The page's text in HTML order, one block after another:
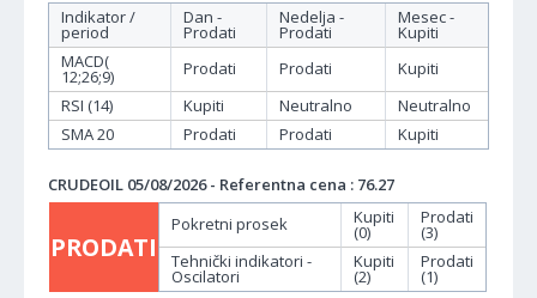
Indikator /
period
Dan -
Prodati
Nedelja -
Prodati
Mesec -
Kupiti
MACD(
12;26;9) Prodati Prodati
Kupiti
RSI (14)
Kupiti Neutralno
Neutralno
SMA 20
Prodati Prodati Kupiti
CRUDEOIL 05/08/2026 - Referentna cena : 76.27
PRODATI
Pokretni prosek Kupiti
(0)
Prodati
(3)
Tehnički indikatori -
Oscilatori
Kupiti
(2)
Prodati
(1)